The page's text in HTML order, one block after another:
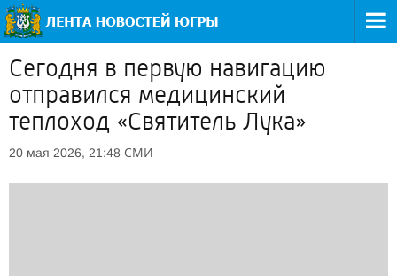
Сегодня в первую навигацию
отправился медицинский
теплоход «Святитель Лука»
20 мая 2026, 21:48 СМИ